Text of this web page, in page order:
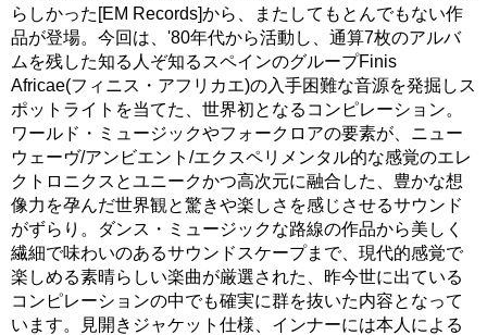
らしかった[EM Records]から、またしてもとんでもない作
品が登場。今回は、'80年代から活動し、通算7枚のアルバ
ムを残した知る人ぞ知るスペインのグループFinis
Africae(フィニス・アフリカエ)の入手困難な音源を発掘しス
ポットライトを当てた、世界初となるコンピレーション。
ワールド・ミュージックやフォークロアの要素が、ニュー
ウェーヴ/アンビエント/エクスペリメンタル的な感覚のエレ
クトロニクスとユニークかつ高次元に融合した、豊かな想
像力を孕んだ世界観と驚きや楽しさを感じさせるサウンド
がずらり。ダンス・ミュージックな路線の作品から美しく
繊細で味わいのあるサウンドスケープまで、現代的感覚で
楽しめる素晴らしい楽曲が厳選された、昨今世に出ている
コンピレーションの中でも確実に群を抜いた内容となって
います。見開きジャケット仕様、インナーには本人による